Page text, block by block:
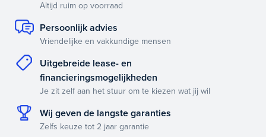
Altijd ruim op voorraad
Persoonlijk advies
Vriendelijke en vakkundige mensen
Uitgebreide lease- en
financieringsmogelijkheden
Je zit zelf aan het stuur om te kiezen wat jij wil
Wij geven de langste garanties
Zelfs keuze tot 2 jaar garantie